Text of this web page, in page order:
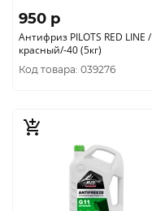
950 p
Антифриз PILOTS RED LINE /
красный/-40 (5кг)
Код товара: 039276